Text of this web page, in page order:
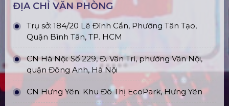
ĐỊA CHỈ VĂN PHÒNG
Trụ sở: 184/20 Lê Đình Cẩn, Phường Tân Tạo,
Quận Bình Tân, TP. HCM
CN Hà Nội: Số 229, Đ. Vân Trì, phường Vân Nội,
quận Đông Anh, Hà Nội
CN Hưng Yên: Khu Đô Thị EcoPark, Hưng Yên